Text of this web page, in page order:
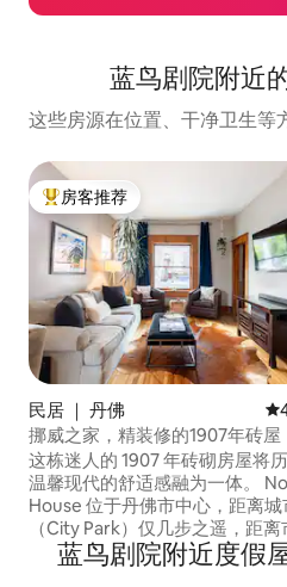
蓝鸟剧院附近
这些房源在位置、干净卫生等
热门「房客推荐」
房客推荐
民居 ｜ 丹佛
挪威之家，精装修的1907年砖屋
这栋迷人的 1907 年砖砌房屋将
温馨现代的舒适感融为一体。
House 位于丹佛市中心，距离城
（City Park）仅几步之遥，距离
几分钟路程。 在专业厨房中烹
舒适的沙发上放松身心，或者在
蓝鸟剧院附近度假